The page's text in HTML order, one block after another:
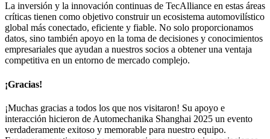
La inversión y la innovación continuas de TecAlliance en estas áreas
críticas tienen como objetivo construir un ecosistema automovilístico
global más conectado, eficiente y fiable. No solo proporcionamos
datos, sino también apoyo en la toma de decisiones y conocimientos
empresariales que ayudan a nuestros socios a obtener una ventaja
competitiva en un entorno de mercado complejo.
¡Gracias!
¡Muchas gracias a todos los que nos visitaron! Su apoyo e
interacción hicieron de Automechanika Shanghai 2025 un evento
verdaderamente exitoso y memorable para nuestro equipo.